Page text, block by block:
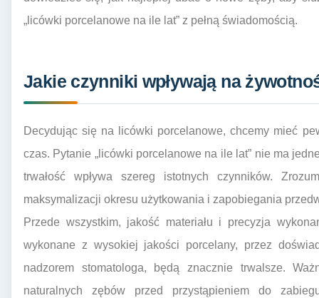
„licówki porcelanowe na ile lat” z pełną świadomością.
Jakie czynniki wpływają na
Decydując się na licówki porcelanowe, chcemy mieć
czas. Pytanie „licówki porcelanowe na ile lat” nie ma
trwałość wpływa szereg istotnych czynników.
maksymalizacji okresu użytkowania i zapobiegania
Przede wszystkim, jakość materiału i precyzja
wykonane z wysokiej jakości porcelany, przez
nadzorem stomatologa, będą znacznie trwalsze.
naturalnych zębów przed przystąpieniem do